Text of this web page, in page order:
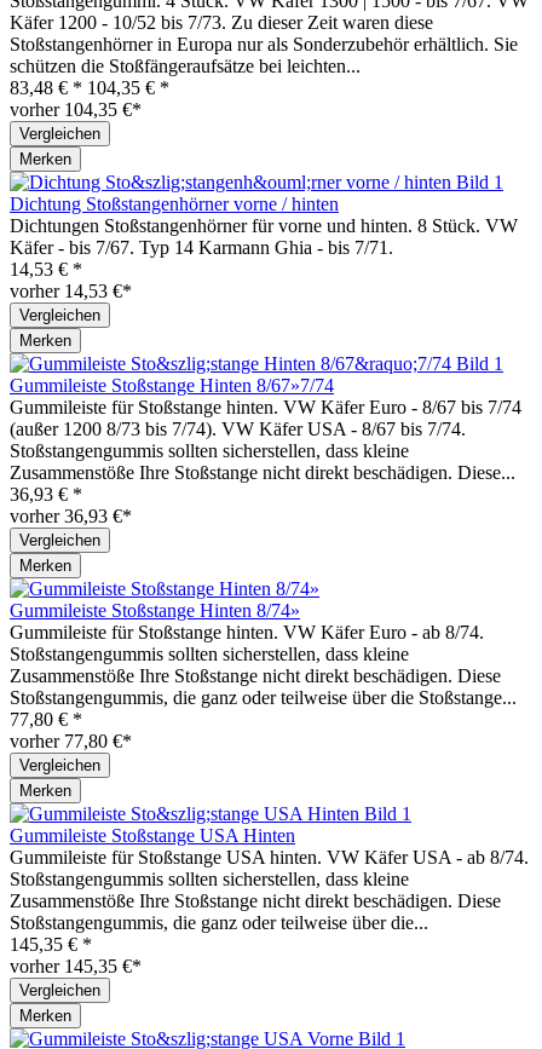
Käfer 1200 - 10/52 bis 7/73. Zu dieser Zeit waren diese
Stoßstangenhörner in Europa nur als Sonderzubehör erhältlich. Sie
schützen die Stoßfängeraufsätze bei leichten...
83,48 € * 104,35 € *
vorher 104,35 €*
Vergleichen
Merken
Dichtung Stoßstangenhörner vorne / hinten
Dichtungen Stoßstangenhörner für vorne und hinten. 8 Stück. VW
Käfer - bis 7/67. Typ 14 Karmann Ghia - bis 7/71.
14,53 € *
vorher 14,53 €*
Vergleichen
Merken
Gummileiste Stoßstange Hinten 8/67»7/74
Gummileiste für Stoßstange hinten. VW Käfer Euro - 8/67 bis 7/74
(außer 1200 8/73 bis 7/74). VW Käfer USA - 8/67 bis 7/74.
Stoßstangengummis sollten sicherstellen, dass kleine
Zusammenstöße Ihre Stoßstange nicht direkt beschädigen. Diese...
36,93 € *
vorher 36,93 €*
Vergleichen
Merken
Gummileiste Stoßstange Hinten 8/74»
Gummileiste für Stoßstange hinten. VW Käfer Euro - ab 8/74.
Stoßstangengummis sollten sicherstellen, dass kleine
Zusammenstöße Ihre Stoßstange nicht direkt beschädigen. Diese
Stoßstangengummis, die ganz oder teilweise über die Stoßstange...
77,80 € *
vorher 77,80 €*
Vergleichen
Merken
Gummileiste Stoßstange USA Hinten
Gummileiste für Stoßstange USA hinten. VW Käfer USA - ab 8/74.
Stoßstangengummis sollten sicherstellen, dass kleine
Zusammenstöße Ihre Stoßstange nicht direkt beschädigen. Diese
Stoßstangengummis, die ganz oder teilweise über die...
145,35 € *
vorher 145,35 €*
Vergleichen
Merken